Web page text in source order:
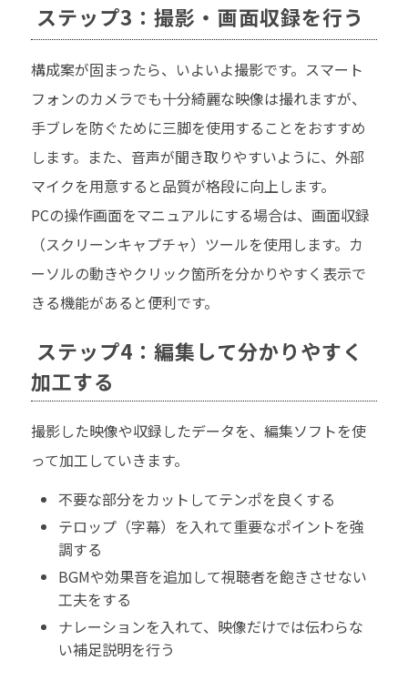
ステップ3：撮影・画面収録を行う
構成案が固まったら、いよいよ撮影です。スマート
フォンのカメラでも十分綺麗な映像は撮れますが、
手ブレを防ぐために三脚を使用することをおすすめ
します。また、音声が聞き取りやすいように、外部
マイクを用意すると品質が格段に向上します。
PCの操作画面をマニュアルにする場合は、画面収録
（スクリーンキャプチャ）ツールを使用します。カ
ーソルの動きやクリック箇所を分かりやすく表示で
きる機能があると便利です。
ステップ4：編集して分かりやすく
加工する
撮影した映像や収録したデータを、編集ソフトを使
って加工していきます。
不要な部分をカットしてテンポを良くする
テロップ（字幕）を入れて重要なポイントを強
調する
BGMや効果音を追加して視聴者を飽きさせない
工夫をする
ナレーションを入れて、映像だけでは伝わらな
い補足説明を行う